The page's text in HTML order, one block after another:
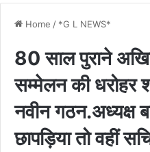
Home / *G L NEWS*
80 साल पुराने अखिल
सम्मेलन की धरोहर
नवीन गठन.अध्यक्ष
छापड़िया तो वहीं